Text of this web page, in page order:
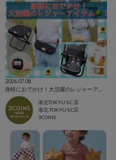
2026.07.08
港北TOKYU S.C.店
港北 TOKYU S.C店
3COINS